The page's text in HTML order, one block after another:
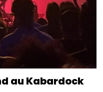
au Kabardock